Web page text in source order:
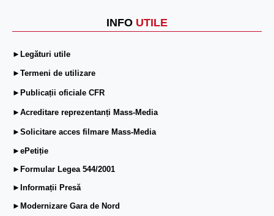
INFO UTILE
►Legături utile
►Termeni de utilizare
►Publicații oficiale CFR
►Acreditare reprezentanți Mass-Media
►Solicitare acces filmare Mass-Media
►ePetiție
►Formular Legea 544/2001
►Informații Presă
►Modernizare Gara de Nord